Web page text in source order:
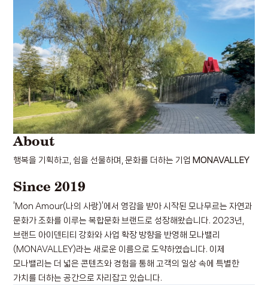
About
행복을 기획하고, 쉼을 선물하며, 문화를 더하는 기업 MONAVALLEY
Since 2019
‘Mon Amour(나의 사랑)’에서 영감을 받아 시작된 모나무르는 자연과
문화가 조화를 이루는 복합문화 브랜드로 성장해왔습니다. 2023년,
브랜드 아이덴티티 강화와 사업 확장 방향을 반영해 모나밸리
(MONAVALLEY)라는 새로운 이름으로 도약하였습니다. 이제
모나밸리는 더 넓은 콘텐츠와 경험을 통해 고객의 일상 속에 특별한
가치를 더하는 공간으로 자리잡고 있습니다.